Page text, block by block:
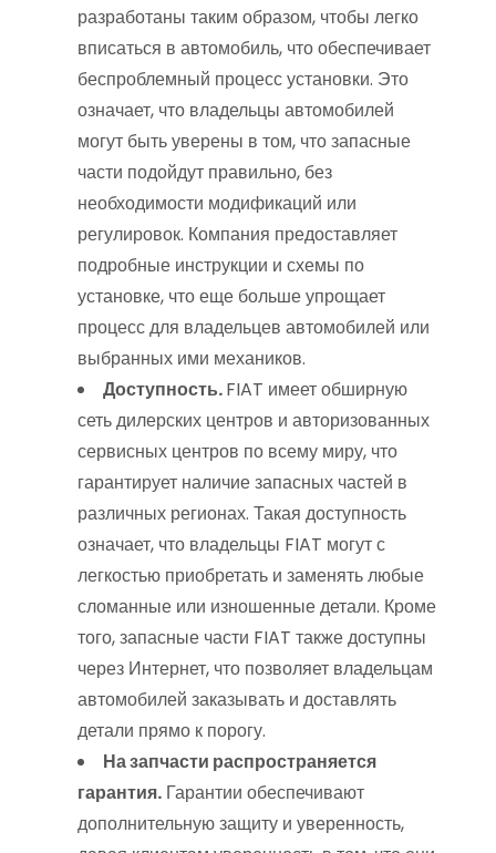
разработаны таким образом, чтобы легко
вписаться в автомобиль, что обеспечивает
беспроблемный процесс установки. Это
означает, что владельцы автомобилей
могут быть уверены в том, что запасные
части подойдут правильно, без
необходимости модификаций или
регулировок. Компания предоставляет
подробные инструкции и схемы по
установке, что еще больше упрощает
процесс для владельцев автомобилей или
выбранных ими механиков.
Доступность.FIAT имеет обширную
сеть дилерских центров и авторизованных
сервисных центров по всему миру, что
гарантирует наличие запасных частей в
различных регионах. Такая доступность
означает, что владельцы FIAT могут с
легкостью приобретать и заменять любые
сломанные или изношенные детали. Кроме
того, запасные части FIAT также доступны
через Интернет, что позволяет владельцам
автомобилей заказывать и доставлять
детали прямо к порогу.
На запчасти распространяется
гарантия. Гарантии обеспечивают
дополнительную защиту и уверенность,